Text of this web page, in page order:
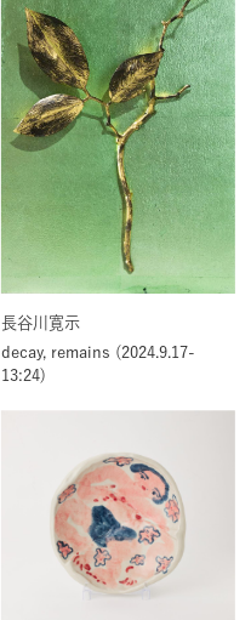
長谷川寛示
decay, remains (2024.9.17-
13:24)